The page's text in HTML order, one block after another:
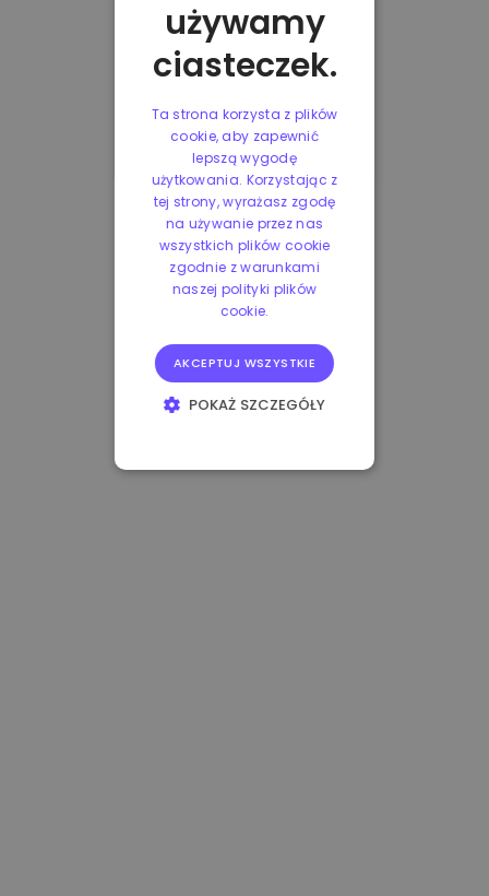
używamy
ciasteczek.
Ta strona korzysta z plików
cookie, aby zapewnić
lepszą wygodę
użytkowania. Korzystając z
tej strony, wyrażasz zgodę
na używanie przez nas
wszystkich plików cookie
zgodnie z warunkami
naszej polityki plików
cookie.
AKCEPTUJ WSZYSTKIE
POKAŻ SZCZEGÓŁY